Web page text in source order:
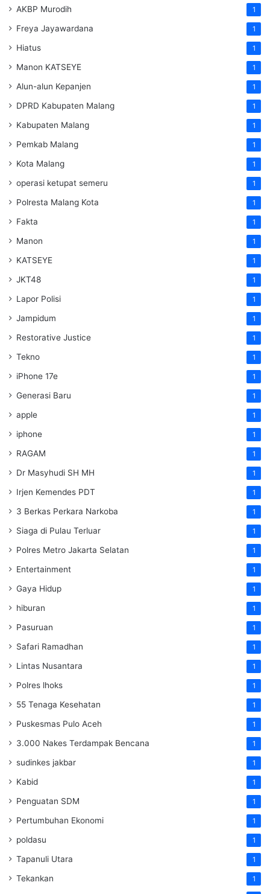
AKBP Murodih 1
Freya Jayawardana 1
Hiatus 1
Manon KATSEYE 1
Alun-alun Kepanjen 1
DPRD Kabupaten Malang 1
Kabupaten Malang 1
Pemkab Malang 1
Kota Malang 1
operasi ketupat semeru 1
Polresta Malang Kota 1
Fakta 1
Manon 1
KATSEYE 1
JKT48 1
Lapor Polisi 1
Jampidum 1
Restorative Justice 1
Tekno 1
iPhone 17e 1
Generasi Baru 1
apple 1
iphone 1
RAGAM 1
Dr Masyhudi SH MH 1
Irjen Kemendes PDT 1
3 Berkas Perkara Narkoba 1
Siaga di Pulau Terluar 1
Polres Metro Jakarta Selatan 1
Entertainment 1
Gaya Hidup 1
hiburan 1
Pasuruan 1
Safari Ramadhan 1
Lintas Nusantara 1
Polres lhoks 1
55 Tenaga Kesehatan 1
Puskesmas Pulo Aceh 1
3.000 Nakes Terdampak Bencana 1
sudinkes jakbar 1
Kabid 1
Penguatan SDM ‎ 1
Pertumbuhan Ekonomi 1
poldasu 1
Tapanuli Utara 1
Tekankan 1